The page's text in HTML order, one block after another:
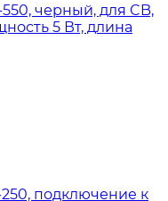
черный, для CB,
5 Вт, длина
подключение к